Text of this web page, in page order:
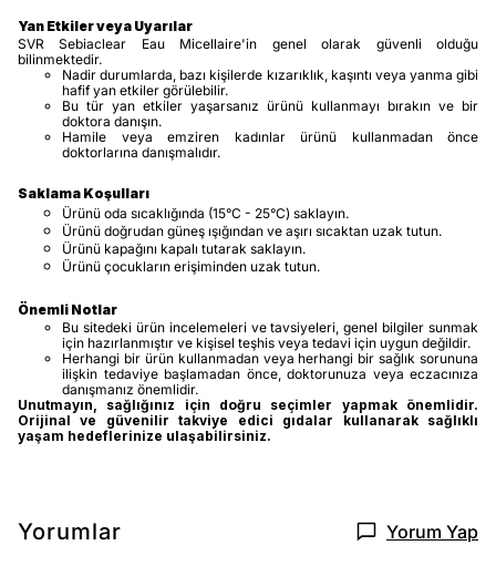
Yan Etkiler veya Uyarılar
SVR Sebiaclear Eau Micellaire'in genel olarak güvenli olduğu
bilinmektedir.
Nadir durumlarda, bazı kişilerde kızarıklık, kaşıntı veya yanma gibi
hafif yan etkiler görülebilir.
Bu tür yan etkiler yaşarsanız ürünü kullanmayı bırakın ve bir
doktora danışın.
Hamile veya emziren kadınlar ürünü kullanmadan önce
doktorlarına danışmalıdır.
Saklama Koşulları
Ürünü oda sıcaklığında (15°C - 25°C) saklayın.
Ürünü doğrudan güneş ışığından ve aşırı sıcaktan uzak tutun.
Ürünü kapağını kapalı tutarak saklayın.
Ürünü çocukların erişiminden uzak tutun.
Önemli Notlar
Bu sitedeki ürün incelemeleri ve tavsiyeleri, genel bilgiler sunmak
için hazırlanmıştır ve kişisel teşhis veya tedavi için uygun değildir.
Herhangi bir ürün kullanmadan veya herhangi bir sağlık sorununa
ilişkin tedaviye başlamadan önce, doktorunuza veya eczacınıza
danışmanız önemlidir.
Unutmayın, sağlığınız için doğru seçimler yapmak önemlidir.
Orijinal ve güvenilir takviye edici gıdalar kullanarak sağlıklı
yaşam hedeflerinize ulaşabilirsiniz.
Yorumlar Yorum Yap